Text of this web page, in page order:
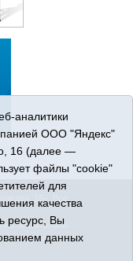
16+. Все
обязательна.
г. Ишим, ул.
аналитики
ООО "Яндекс"
16 (далее —
файлы "cookie"
для
качества
ресурс, Вы
данных